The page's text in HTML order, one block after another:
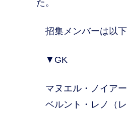
た。
招集メンバーは以下
▼GK
マヌエル・ノイアー
ベルント・レノ（レ